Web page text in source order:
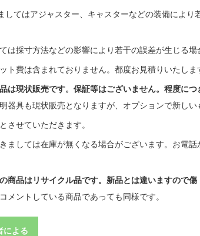
してはアジャスター、キャスターなどの装備により
は採寸方法などの影響により若干の誤差が生じる場
ト費は含まれておりません。都度お見積りいたしま
は現状販売です。保証等はございません。程度につ
器具も現状販売となりますが、オプションで新しい
させていただきます。
ましては在庫が無くなる場合がございます。お電
商品はリサイクル品です。新品とは違いますので傷
メントしている商品であっても同様です。
による